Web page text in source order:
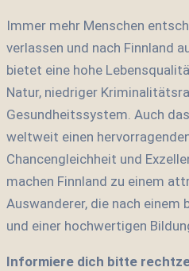
Immer mehr Menschen
verlassen und nach Finnland
bietet eine hohe
Natur, niedriger
Gesundheitssystem. Auch
weltweit einen
Chancengleichheit und
machen Finnland zu einem
Auswanderer, die nach einem
und einer hochwertigen
Informiere dich bitte